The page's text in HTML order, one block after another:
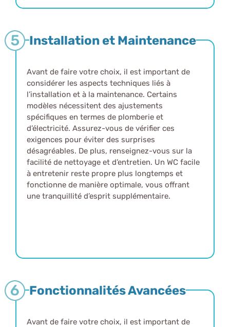
Installation et Maintenance
Avant de faire votre choix, il est important de
considérer les aspects techniques liés à
l’installation et à la maintenance. Certains
modèles nécessitent des ajustements
spécifiques en termes de plomberie et
d’électricité. Assurez-vous de vérifier ces
exigences pour éviter des surprises
désagréables. De plus, renseignez-vous sur la
facilité de nettoyage et d’entretien. Un WC facile
à entretenir reste propre plus longtemps et
fonctionne de manière optimale, vous offrant
une tranquillité d’esprit supplémentaire.
Fonctionnalités Avancées
Avant de faire votre choix, il est important de